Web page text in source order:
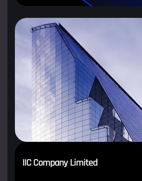
IICCompany Limited